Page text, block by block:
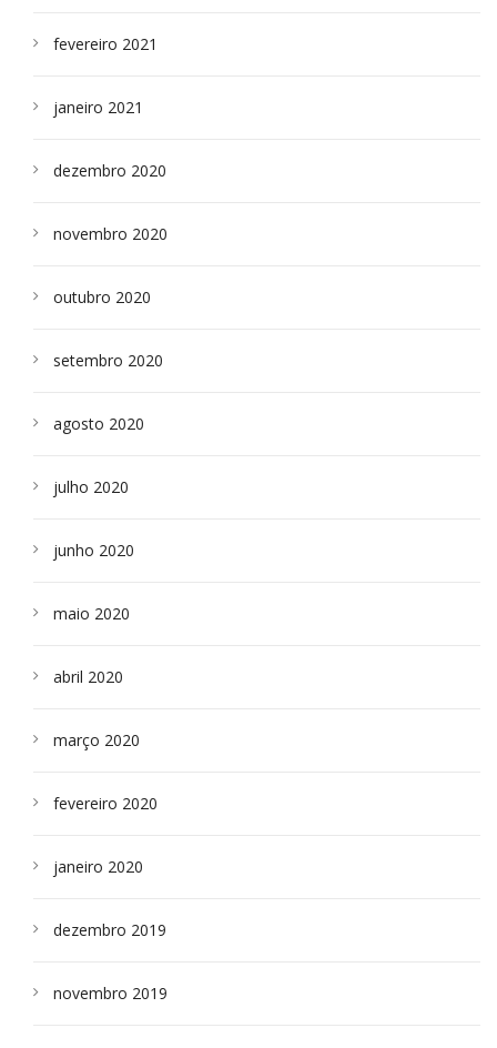
fevereiro 2021
janeiro 2021
dezembro 2020
novembro 2020
outubro 2020
setembro 2020
agosto 2020
julho 2020
junho 2020
maio 2020
abril 2020
março 2020
fevereiro 2020
janeiro 2020
dezembro 2019
novembro 2019